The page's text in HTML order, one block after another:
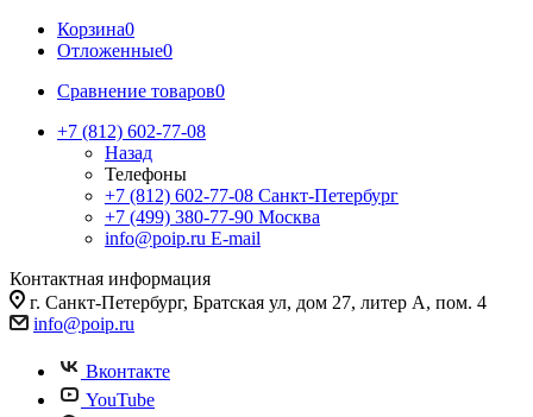
Корзина0
Отложенные0
Сравнение товаров0
+7 (812) 602-77-08
Назад
Телефоны
+7 (812) 602-77-08 Санкт-Петербург
+7 (499) 380-77-90 Москва
info@poip.ru E-mail
Контактная информация
г. Санкт-Петербург, Братская ул, дом 27, литер А, пом. 4
info@poip.ru
Вконтакте
YouTube